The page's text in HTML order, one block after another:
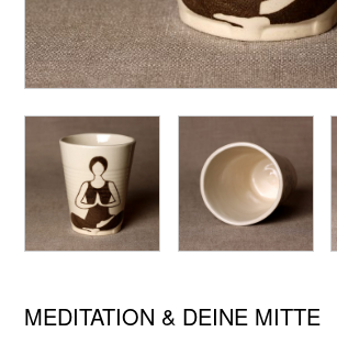
MEDITATION & DEINE MITTE